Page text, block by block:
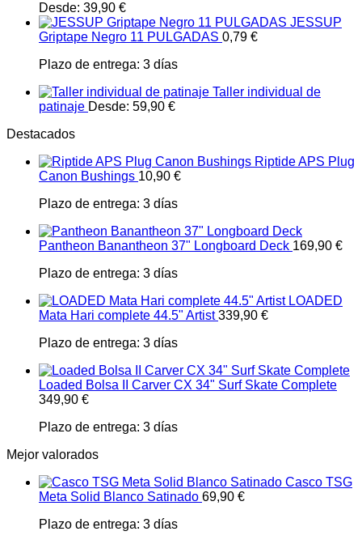
Desde: 39,90 €
JESSUP
Griptape Negro 11 PULGADAS 0,79 €
Plazo de entrega: 3 días
Taller individual de
patinaje Desde: 59,90 €
Destacados
Riptide APS Plug
Canon Bushings 10,90 €
Plazo de entrega: 3 días
Pantheon Banantheon 37" Longboard Deck 169,90 €
Plazo de entrega: 3 días
LOADED
Mata Hari complete 44.5" Artist 339,90 €
Plazo de entrega: 3 días
Loaded Bolsa II Carver CX 34" Surf Skate Complete
349,90 €
Plazo de entrega: 3 días
Mejor valorados
Casco TSG
Meta Solid Blanco Satinado 69,90 €
Plazo de entrega: 3 días